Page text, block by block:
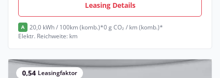
Leasing Details
A 20,0 kWh / 100km (komb.)*0 g CO₂ / km (komb.)*
Elektr. Reichweite: km
0,54 Leasingfaktor